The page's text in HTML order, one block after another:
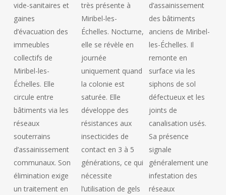
vide-sanitaires et
gaines
d’évacuation des
immeubles
collectifs de
Miribel-les-
Échelles. Elle
circule entre
bâtiments via les
réseaux
souterrains
d’assainissement
communaux. Son
élimination exige
un traitement en
très présente à
Miribel-les-
Échelles. Nocturne,
elle se révèle en
journée
uniquement quand
la colonie est
saturée. Elle
développe des
résistances aux
insecticides de
contact en 3 à 5
générations, ce qui
nécessite
l’utilisation de gels
d’assainissement
des bâtiments
anciens de Miribel-
les-Échelles. Il
remonte en
surface via les
siphons de sol
défectueux et les
joints de
canalisation usés.
Sa présence
signale
généralement une
infestation des
réseaux